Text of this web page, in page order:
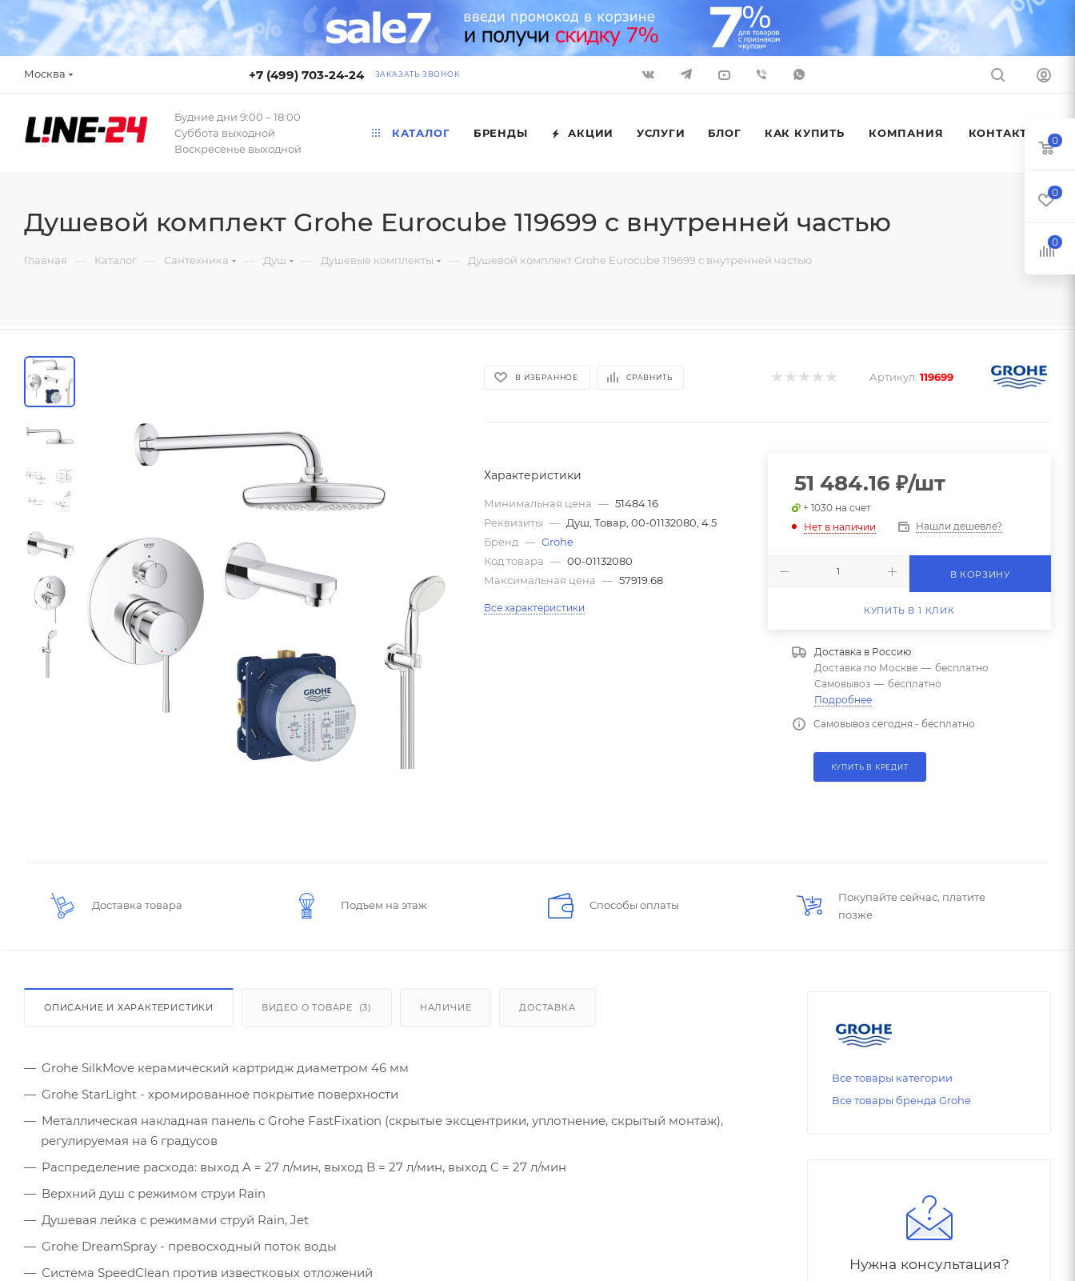
Москва +7 (499) 703-24-24 ЗАКАЗАТЬ ЗВОНОК
Будние дни 9:00 – 18:00
Суббота выходной
Воскресенье выходной
КАТАЛОГ БРЕНДЫ АКЦИИ УСЛУГИ БЛОГ КАК КУПИТЬ КОМПАНИЯ КОНТАКТЫ
Душевой комплект Grohe Eurocube 119699 с внутренней частью
Главная — Каталог — Сантехника — Душ — Душевые комплекты — Душевой комплект Grohe Eurocube 119699 с внутренней частью
В ИЗБРАННОЕ СРАВНИТЬ Артикул: 119699
Характеристики
Минимальная цена — 51484.16
Реквизиты — Душ, Товар, 00-01132080, 4.5
Бренд — Grohe
Код товара — 00-01132080
Максимальная цена — 57919.68
Все характеристики
51 484.16 ₽/шт
+ 1030 на счет
Нет в наличии
Нашли дешевле?
В КОРЗИНУ
КУПИТЬ В 1 КЛИК
Доставка в Россию
Доставка по Москве — бесплатно
Самовывоз — бесплатно
Подробнее
Самовывоз сегодня - бесплатно
КУПИТЬ В КРЕДИТ
Доставка товара Подъем на этаж Способы оплаты
Покупайте сейчас, платите
позже
ОПИСАНИЕ И ХАРАКТЕРИСТИКИ ВИДЕО О ТОВАРЕ (3) НАЛИЧИЕ ДОСТАВКА
Grohe SilkMove керамический картридж диаметром 46 мм
Grohe StarLight - хромированное покрытие поверхности
Металлическая накладная панель с Grohe FastFixation (скрытые эксцентрики, уплотнение, скрытый монтаж),
регулируемая на 6 градусов
Распределение расхода: выход A = 27 л/мин, выход B = 27 л/мин, выход C = 27 л/мин
Верхний душ с режимом струи Rain
Душевая лейка с режимами струй Rain, Jet
Grohe DreamSpray - превосходный поток воды
Система SpeedClean против известковых отложений
Все товары категории
Все товары бренда Grohe
Нужна консультация?
0
0
0